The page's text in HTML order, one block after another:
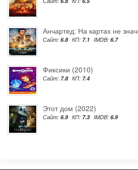
Анчартед: На картах не
Сайт: 6.8 КП: 7.1 IMDB: 6.7
Фиксики (2010)
Сайт: 7.8 КП: 7.4
Этот дом (2022)
Сайт: 6.9 КП: 7.3 IMDB: 6.9